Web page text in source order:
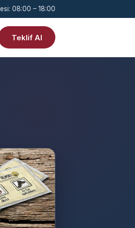
08:00 – 18:00
Teklif Al